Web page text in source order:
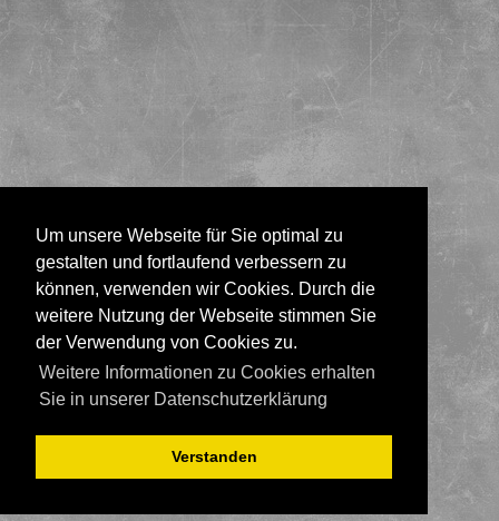
Um unsere Webseite für Sie optimal zu
gestalten und fortlaufend verbessern zu
können, verwenden wir Cookies. Durch die
weitere Nutzung der Webseite stimmen Sie
der Verwendung von Cookies zu.
Weitere Informationen zu Cookies erhalten
Sie in unserer Datenschutzerklärung
Verstanden